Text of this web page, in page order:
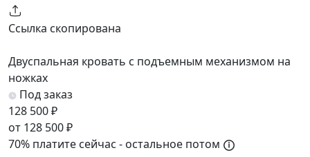
Ссылка скопирована
Двуспальная кровать с подъемным механизмом на
ножках
Под заказ
128 500 ₽
от 128 500 ₽
70% платите сейчас - остальное потом